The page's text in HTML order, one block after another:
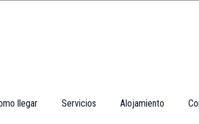
llegar Servicios Alojamiento